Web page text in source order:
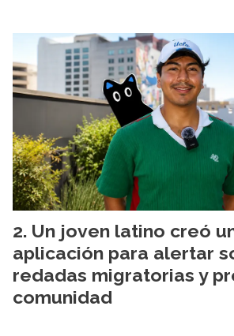
Un joven latino creó
aplicación para alertar
redadas migratorias y
comunidad